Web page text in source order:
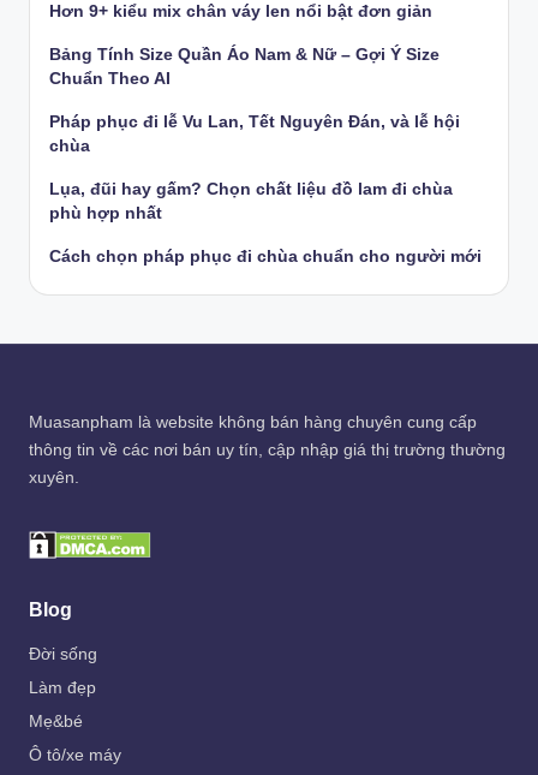
Hơn 9+ kiểu mix chân váy len nổi bật đơn giản
Bảng Tính Size Quần Áo Nam & Nữ – Gợi Ý Size
Chuẩn Theo AI
Pháp phục đi lễ Vu Lan, Tết Nguyên Đán, và lễ hội
chùa
Lụa, đũi hay gấm? Chọn chất liệu đồ lam đi chùa
phù hợp nhất
Cách chọn pháp phục đi chùa chuẩn cho người mới
Muasanpham là website không bán hàng chuyên cung cấp
thông tin về các nơi bán uy tín, cập nhập giá thị trường thường
xuyên.
Blog
Đời sống
Làm đẹp
Mẹ&bé
Ô tô/xe máy